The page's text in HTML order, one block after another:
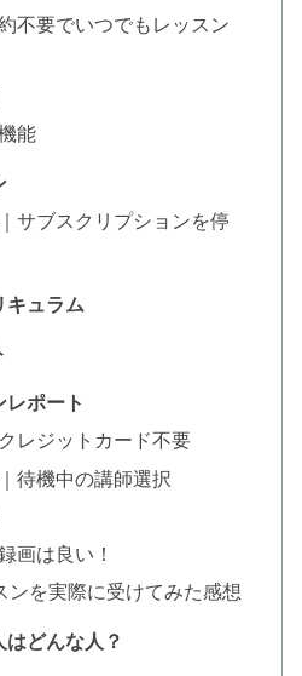
不要でいつでもレッスン
能
サブスクリプションを停
ュラム
ポート
レジットカード不要
待機中の講師選択
画は良い！
を実際に受けてみた感想
どんな人？